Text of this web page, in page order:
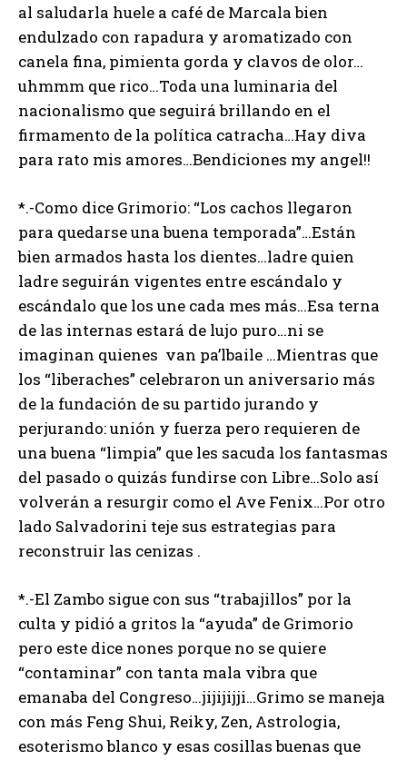
al saludarla huele a café de Marcala bien
endulzado con rapadura y aromatizado con
canela fina, pimienta gorda y clavos de olor…
uhmmm que rico…Toda una luminaria del
nacionalismo que seguirá brillando en el
firmamento de la política catracha…Hay diva
para rato mis amores…Bendiciones my angel!!
*.-Como dice Grimorio: “Los cachos llegaron
para quedarse una buena temporada”…Están
bien armados hasta los dientes…ladre quien
ladre seguirán vigentes entre escándalo y
escándalo que los une cada mes más…Esa terna
de las internas estará de lujo puro…ni se
imaginan quienes van pa’lbaile …Mientras que
los “liberaches” celebraron un aniversario más
de la fundación de su partido jurando y
perjurando: unión y fuerza pero requieren de
una buena “limpia” que les sacuda los fantasmas
del pasado o quizás fundirse con Libre…Solo así
volverán a resurgir como el Ave Fenix…Por otro
lado Salvadorini teje sus estrategias para
reconstruir las cenizas .
*.-El Zambo sigue con sus “trabajillos” por la
culta y pidió a gritos la “ayuda” de Grimorio
pero este dice nones porque no se quiere
“contaminar” con tanta mala vibra que
emanaba del Congreso…jijijijji…Grimo se maneja
con más Feng Shui, Reiky, Zen, Astrologia,
esoterismo blanco y esas cosillas buenas que